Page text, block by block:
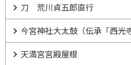
刀 荒川貞五郎直行
今宮神社大太鼓（伝承「西光
天満宮宮殿屋根